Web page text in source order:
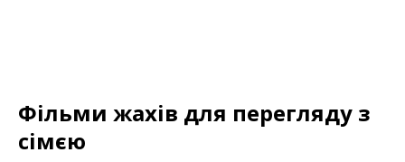
Фільми жахів для перегляду з
сімєю